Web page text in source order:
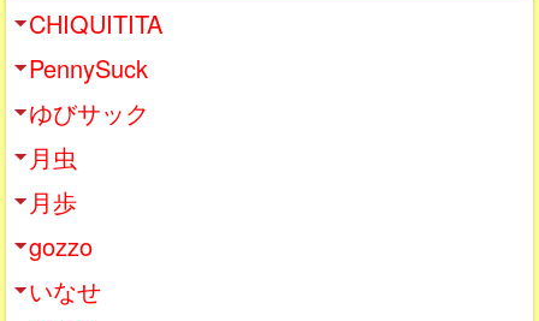
CHIQUITITA
PennySuck
ゆびサック
月虫
月歩
gozzo
いなせ